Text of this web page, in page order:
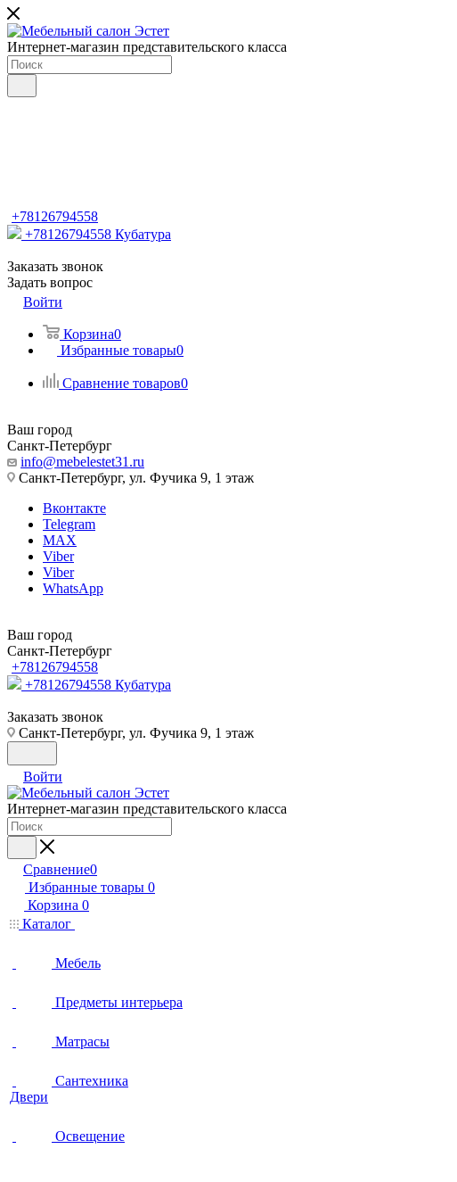
Интернет-магазин представительского класса
+78126794558
+78126794558 Кубатура
Заказать звонок
Задать вопрос
Войти
Корзина0
Избранные товары0
Сравнение товаров0
Ваш город
Санкт-Петербург
info@mebelestet31.ru
Санкт-Петербург, ул. Фучика 9, 1 этаж
Вконтакте
Telegram
MAX
Viber
Viber
WhatsApp
Ваш город
Санкт-Петербург
+78126794558
+78126794558 Кубатура
Заказать звонок
Санкт-Петербург, ул. Фучика 9, 1 этаж
Войти
Интернет-магазин представительского класса
Сравнение0
Избранные товары 0
Корзина 0
Каталог
Мебель
Предметы интерьера
Матрасы
Сантехника
Двери
Освещение